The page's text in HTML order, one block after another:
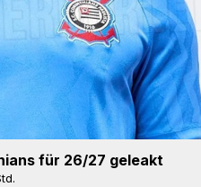
für 26/27 geleakt